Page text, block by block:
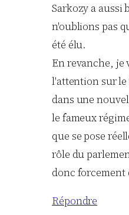
Sarkozy a aussi
n'oublions pas
été élu.
En revanche,
l'attention sur
dans une
le fameux
que se pose
rôle du
donc forcement
Répondre